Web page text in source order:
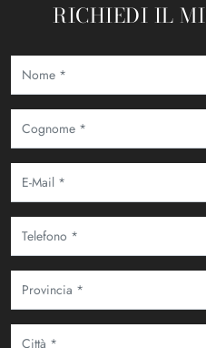
RICHIEDI IL